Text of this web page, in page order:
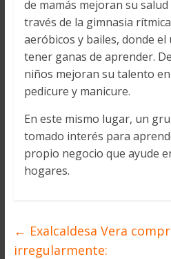
de mamás mejoran su
través de la gimnasia
aeróbicos y bailes, donde
tener ganas de aprender.
niños mejoran su talento
pedicure y manicure.
En este mismo lugar, un
tomado interés para
propio negocio que ayude
hogares.
← Exalcaldesa Vera
irregularmente: